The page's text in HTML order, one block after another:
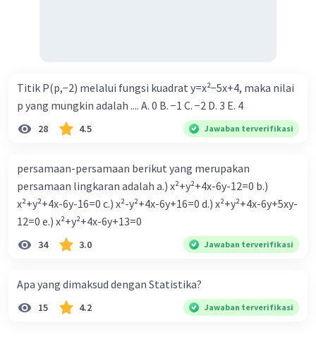
Titik P(p,−2) melalui fungsi kuadrat y=x²−5x+4, maka nilai
p yang mungkin adalah .... A. 0 B. −1 C. −2 D. 3 E. 4
28 4.5 Jawaban terverifikasi
persamaan-persamaan berikut yang merupakan
persamaan lingkaran adalah a.) x²+y²+4x-6y-12=0 b.)
x²+y²+4x-6y-16=0 c.) x²-y²+4x-6y+16=0 d.) x²+y²+4x-6y+5xy-
12=0 e.) x²+y²+4x-6y+13=0
34 3.0 Jawaban terverifikasi
Apa yang dimaksud dengan Statistika?
15 4.2 Jawaban terverifikasi